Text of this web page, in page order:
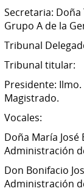
Secretaria: Doña
Grupo A de la
Tribunal
Tribunal titular:
Presidente: Ilmo.
Magistrado.
Vocales:
Doña María
Administración
Don Bonifacio
Administración